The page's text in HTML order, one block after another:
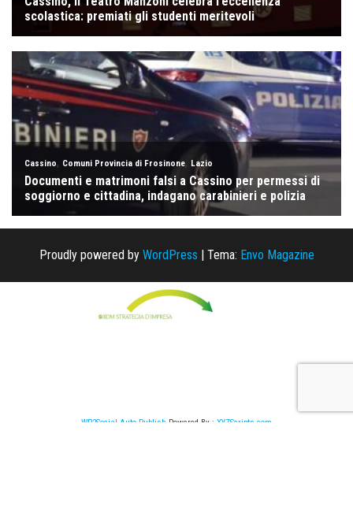
Proudly powered by WordPress | Tema: Envo Magazine
WP2Social Auto Publish Powered By : XYZScripts.com